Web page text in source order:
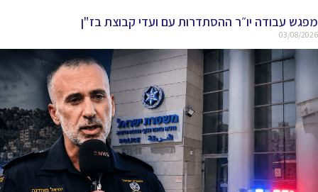
מפגש עבודה יו״ר ההסתדרות עם ועדי קבוצת בז"ן
03/08/2026